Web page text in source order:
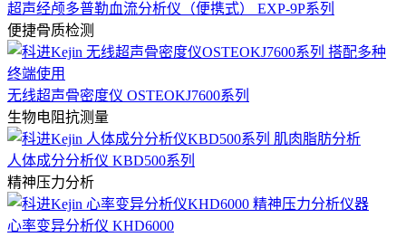
超声经颅多普勒血流分析仪（便携式） EXP-9P系列
便捷骨质检测
无线超声骨密度仪 OSTEOKJ7600系列
生物电阻抗测量
人体成分分析仪 KBD500系列
精神压力分析
心率变异分析仪 KHD6000